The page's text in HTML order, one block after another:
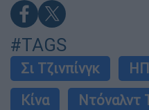
#TAGS
Σι Τζινπίνγκ
Κίνα
Ντόναλντ